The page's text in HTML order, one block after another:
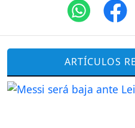
ARTÍCULOS